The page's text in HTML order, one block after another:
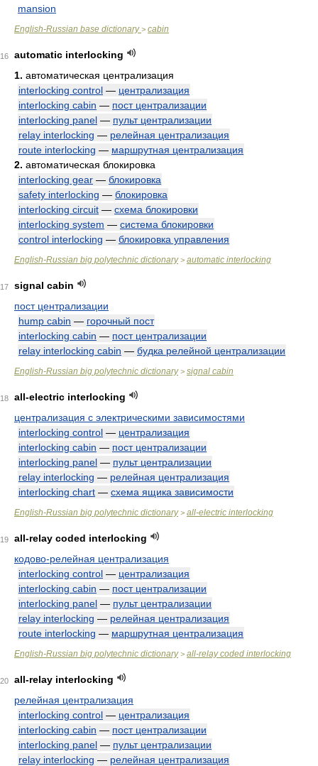
mansion
English-Russian base dictionary> cabin
16
automatic interlocking
1. автоматическая централизация
interlocking control — централизация
interlocking cabin — пост централизации
interlocking panel — пульт централизации
relay interlocking — релейная централизация
route interlocking — маршрутная централизация
2. автоматическая блокировка
interlocking gear — блокировка
safety interlocking — блокировка
interlocking circuit — схема блокировки
interlocking system — система блокировки
control interlocking — блокировка управления
English-Russian big polytechnic dictionary> automatic interlocking
17
signal cabin
пост централизации
hump cabin — горочный пост
interlocking cabin — пост централизации
relay interlocking cabin — будка релейной централизации
English-Russian big polytechnic dictionary> signal cabin
18
all-electric interlocking
централизация с электрическими зависимостями
interlocking control — централизация
interlocking cabin — пост централизации
interlocking panel — пульт централизации
relay interlocking — релейная централизация
interlocking chart — схема ящика зависимости
English-Russian big polytechnic dictionary> all-electric interlocking
19
all-relay coded interlocking
кодово-релейная централизация
interlocking control — централизация
interlocking cabin — пост централизации
interlocking panel — пульт централизации
relay interlocking — релейная централизация
route interlocking — маршрутная централизация
English-Russian big polytechnic dictionary> all-relay coded interlocking
20
all-relay interlocking
релейная централизация
interlocking control — централизация
interlocking cabin — пост централизации
interlocking panel — пульт централизации
relay interlocking — релейная централизация